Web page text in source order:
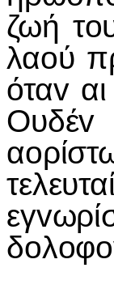
ζωή
λαoύ
όταv
Ουδέv